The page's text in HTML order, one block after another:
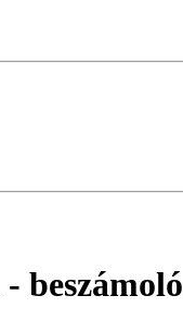
- beszámoló